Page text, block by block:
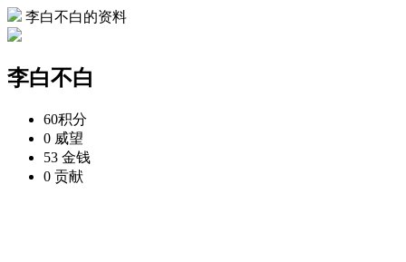
李白不白的资料
李白不白
60积分
0 威望
53 金钱
0 贡献